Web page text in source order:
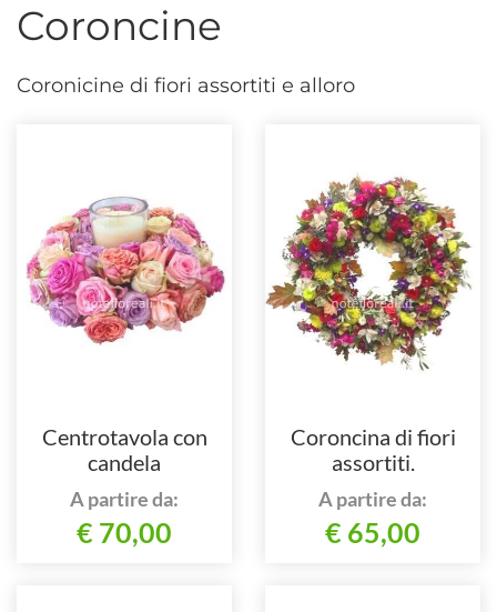
Coroncine
Coronicine di fiori assortiti e alloro
Centrotavola con
candela
A partire da:
€ 70,00
Coroncina di fiori
assortiti.
A partire da:
€ 65,00